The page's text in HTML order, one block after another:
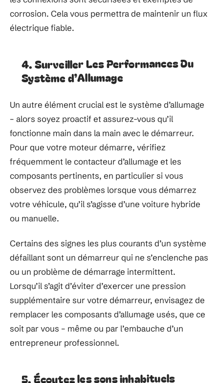
corrosion. Cela vous permettra de maintenir un flux
électrique fiable.
4. Surveiller Les Performances Du
Système d’Allumage
Un autre élément crucial est le système d’allumage
– alors soyez proactif et assurez-vous qu’il
fonctionne main dans la main avec le démarreur.
Pour que votre moteur démarre, vérifiez
fréquemment le contacteur d’allumage et les
composants pertinents, en particulier si vous
observez des problèmes lorsque vous démarrez
votre véhicule, qu’il s’agisse d’une voiture hybride
ou manuelle.
Certains des signes les plus courants d’un système
défaillant sont un démarreur qui ne s’enclenche pas
ou un problème de démarrage intermittent.
Lorsqu’il s’agit d’éviter d’exercer une pression
supplémentaire sur votre démarreur, envisagez de
remplacer les composants d’allumage usés, que ce
soit par vous – même ou par l’embauche d’un
entrepreneur professionnel.
5. Écoutez les sons inhabituels